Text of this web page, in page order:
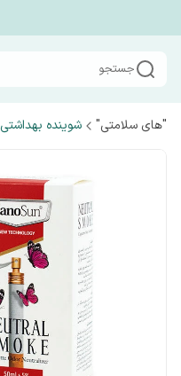
جستجو
"های سلامتی" شوینده بهداشتی